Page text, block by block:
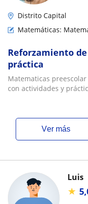
Distrito Capital
Matemáticas:
Reforzamiento
práctica
Matematicas
con actividades y
ver más
Luis
★